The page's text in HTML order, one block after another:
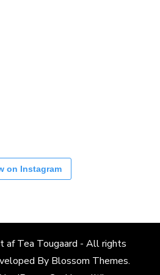
on Instagram
af Tea Tougaard - All rights
By Blossom Themes.